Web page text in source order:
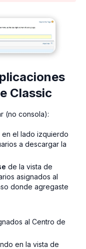
Classic
(no consola):
en el lado izquierdo
a descargar la
de la vista de
asignados al
donde agregaste
al Centro de
en la vista de